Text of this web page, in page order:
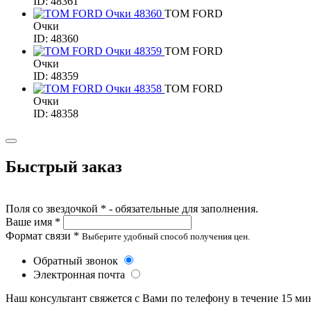
TOM FORD
Очки
ID: 48360
TOM FORD
Очки
ID: 48359
TOM FORD
Очки
ID: 48358
Быстрый заказ
Поля со звездочкой * - обязательные для заполнения.
Ваше имя *
Формат связи * Выберите удобный способ получения цен.
Обратный звонок
Электронная почта
Наш консультант свяжется с Вами по телефону в течение 15